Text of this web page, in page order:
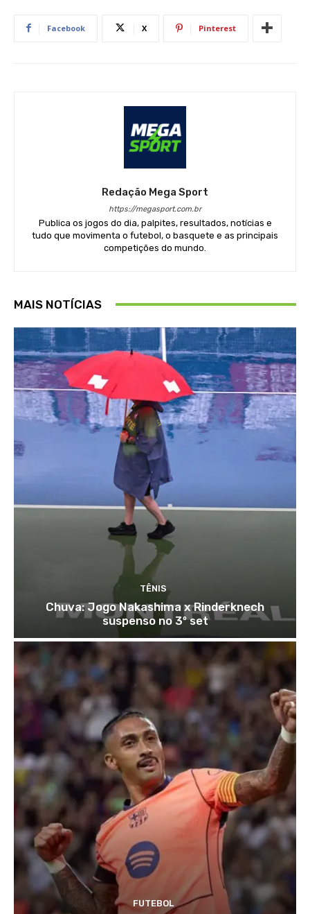
Facebook X Pinterest
Redação Mega Sport
https://megasport.com.br
Publica os jogos do dia, palpites, resultados, notícias e
tudo que movimenta o futebol, o basquete e as principais
competições do mundo.
MAIS NOTÍCIAS
TÊNIS
Chuva: Jogo Nakashima x Rinderknech
suspenso no 3º set
FUTEBOL